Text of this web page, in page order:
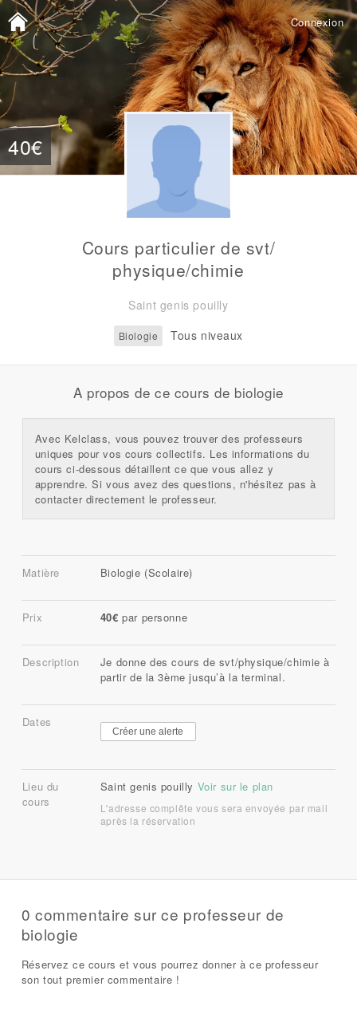
Connexion
40€
Cours particulier de svt/
physique/chimie
Saint genis pouilly
Biologie Tous niveaux
A propos de ce cours de biologie
Avec Kelclass, vous pouvez trouver des professeurs
uniques pour vos cours collectifs. Les informations du
cours ci-dessous détaillent ce que vous allez y
apprendre. Si vous avez des questions, n'hésitez pas à
contacter directement le professeur.
Matière Biologie (Scolaire)
Prix 40€ par personne
Description
Je donne des cours de svt/physique/chimie à
partir de la 3ème jusqu’à la terminal.
Dates
Créer une alerte
Lieu du
cours
Saint genis pouilly Voir sur le plan
L'adresse complête vous sera envoyée par mail
après la réservation
0 commentaire sur ce professeur de
biologie
Réservez ce cours et vous pourrez donner à ce professeur
son tout premier commentaire !